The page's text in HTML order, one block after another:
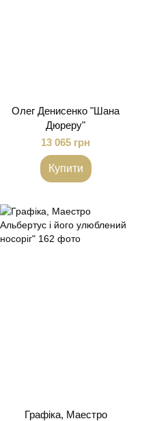
Олег Денисенко "Шана
Дюреру"
13 065 грн
Купити
Графіка, Маестро